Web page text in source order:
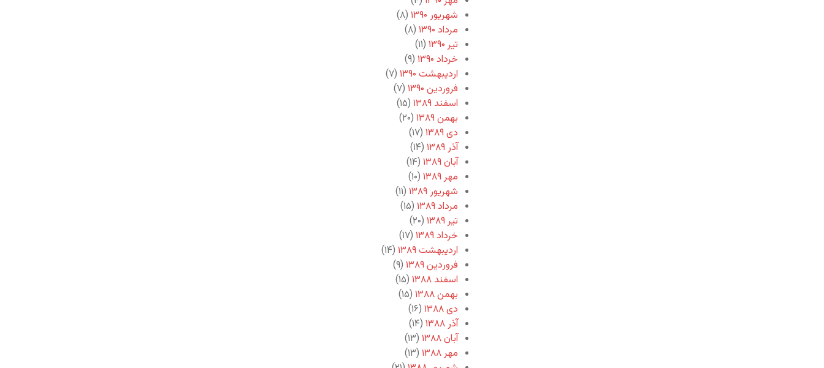
شهریور ۱۳۹۰
(۸)
مرداد ۱۳۹۰
(۸)
تیر ۱۳۹۰
(۱۱)
خرداد ۱۳۹۰
(۹)
اردیبهشت ۱۳۹۰
(۷)
فروردین ۱۳۹۰
(۷)
اسفند ۱۳۸۹
(۱۵)
بهمن ۱۳۸۹
(۲۰)
دی ۱۳۸۹
(۱۷)
آذر ۱۳۸۹
(۱۴)
آبان ۱۳۸۹
(۱۴)
مهر ۱۳۸۹
(۱۰)
شهریور ۱۳۸۹
(۱۱)
مرداد ۱۳۸۹
(۱۵)
تیر ۱۳۸۹
(۲۰)
خرداد ۱۳۸۹
(۱۷)
اردیبهشت ۱۳۸۹
(۱۴)
فروردین ۱۳۸۹
(۹)
اسفند ۱۳۸۸
(۱۵)
بهمن ۱۳۸۸
(۱۵)
دی ۱۳۸۸
(۱۶)
آذر ۱۳۸۸
(۱۴)
آبان ۱۳۸۸
(۱۳)
مهر ۱۳۸۸
(۱۳)